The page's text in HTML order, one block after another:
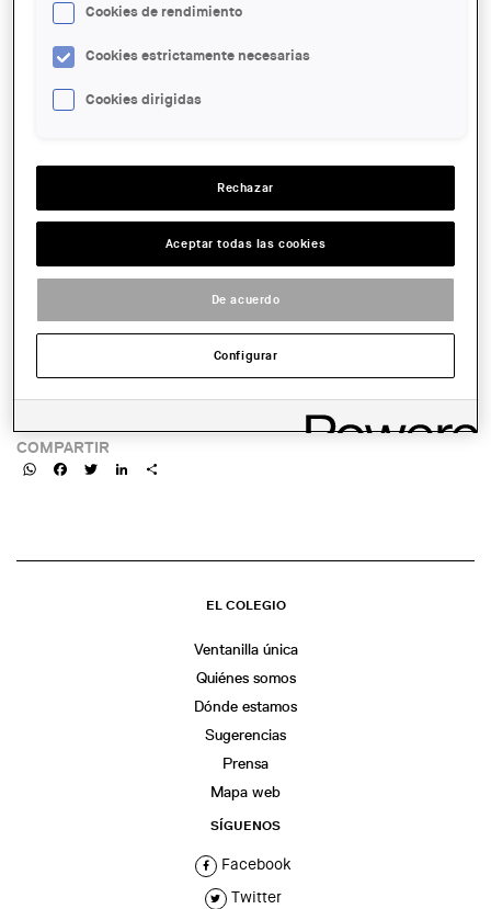
18 MAY
Arqu[in]FILM: Documental “Big
Time”
Arquinfad
LUGAR:
ACCIONES
FECHA:
COMPARTIR
WhatsAppFacebookTwitterLinkedIn
EL COLEGIO
Ventanilla única
Quiénes somos
Dónde estamos
Sugerencias
Prensa
Mapa web
SÍGUENOS
Facebook
Twitter
Cookies de rendimiento
Cookies estrictamente necesarias
Cookies dirigidas
Rechazar
Aceptar todas las cookies
De acuerdo
Configurar